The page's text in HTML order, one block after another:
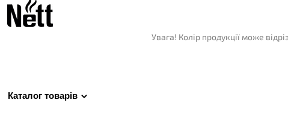
Увага! Колір продукції може
Каталог товарів